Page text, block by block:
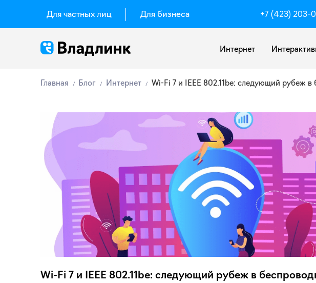
Для частных лиц Для бизнеса +7 (423) 203-
Интернет
Главная Блог Интернет Wi-Fi 7 и IEEE 802.11be: следующий рубеж в
Wi-Fi 7 и IEEE 802.11be: следующий рубеж в